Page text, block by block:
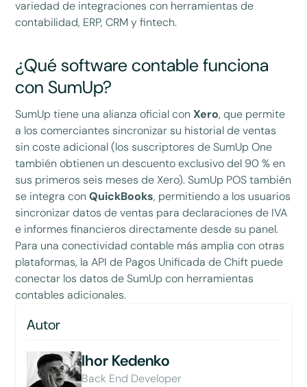
Autor
Ihor Kedenko
Back End Developer
variedad de integraciones con herramientas de
contabilidad, ERP, CRM y fintech.
¿Qué software contable funciona
con SumUp?
SumUp tiene una alianza oficial conXero, que permite
a los comerciantes sincronizar su historial de ventas
sin coste adicional (los suscriptores de SumUp One
también obtienen un descuento exclusivo del 90 % en
sus primeros seis meses de Xero). SumUp POS también
se integra conQuickBooks, permitiendo a los usuarios
sincronizar datos de ventas para declaraciones de IVA
e informes financieros directamente desde su panel.
Para una conectividad contable más amplia con otras
plataformas, la API de Pagos Unificada de Chift puede
conectar los datos de SumUp con herramientas
contables adicionales.